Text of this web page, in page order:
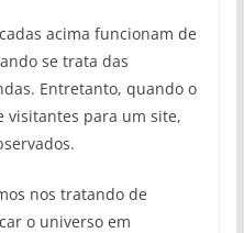
acima funcionam de
se trata das
Entretanto, quando o
visitantes para um site,
nos tratando de
o universo em